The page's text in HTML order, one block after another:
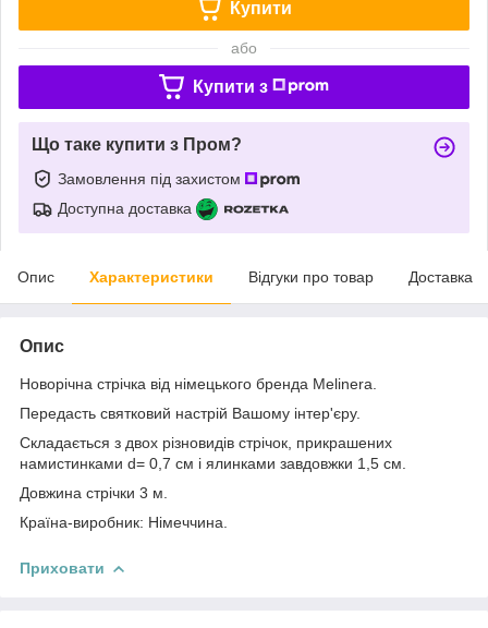
Купити
або
Купити з
Що таке купити з Пром?
Замовлення під захистом
Доступна доставка
Опис Характеристики Відгуки про товар Доставка
Опис
Новорічна стрічка від німецького бренда Melinera.
Передасть святковий настрій Вашому інтер'єру.
Складається з двох різновидів стрічок, прикрашених
намистинками d= 0,7 см і ялинками завдовжки 1,5 см.
Довжина стрічки 3 м.
Країна-виробник: Німеччина.
Приховати